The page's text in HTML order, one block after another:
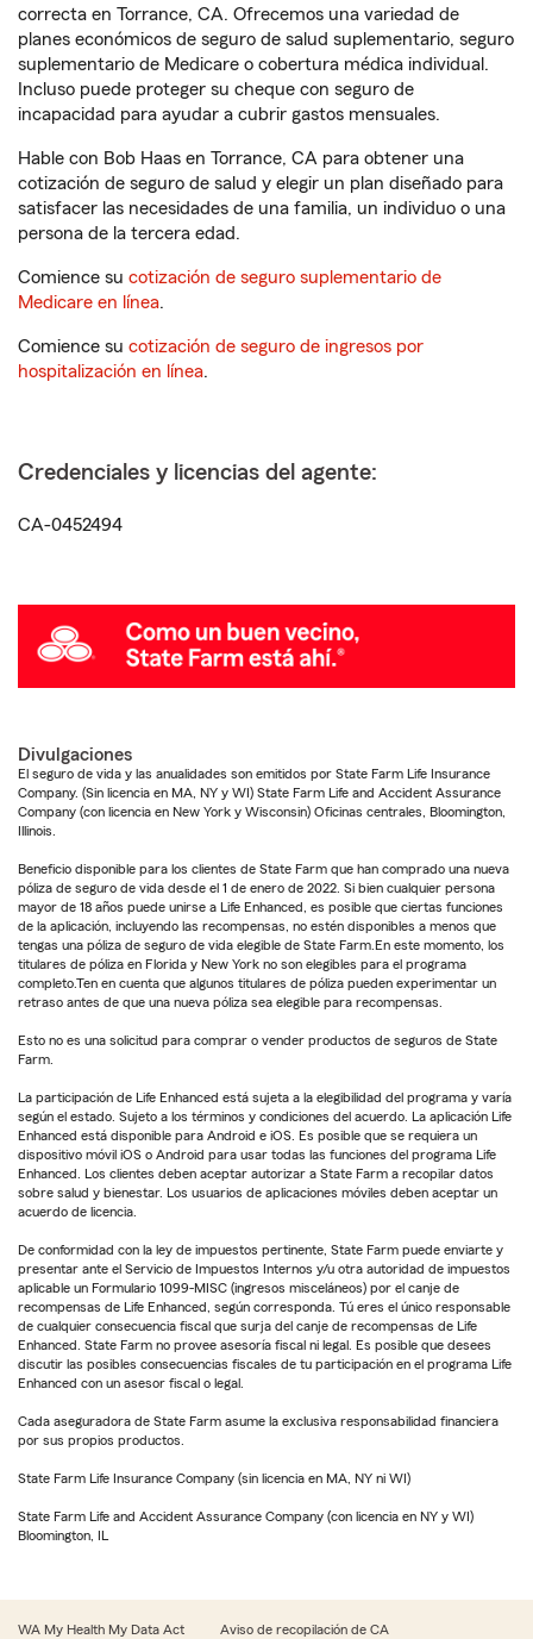
correcta en Torrance, CA. Ofrecemos una variedad de
planes económicos de seguro de salud suplementario, seguro
suplementario de Medicare o cobertura médica individual.
Incluso puede proteger su cheque con seguro de
incapacidad para ayudar a cubrir gastos mensuales.
Hable con Bob Haas en Torrance, CA para obtener una
cotización de seguro de salud y elegir un plan diseñado para
satisfacer las necesidades de una familia, un individuo o una
persona de la tercera edad.
Comience su cotización de seguro suplementario de
Medicare en línea.
Comience su cotización de seguro de ingresos por
hospitalización en línea.
Credenciales y licencias del agente:
CA-0452494
Divulgaciones
El seguro de vida y las anualidades son emitidos por State Farm Life Insurance
Company. (Sin licencia en MA, NY y WI) State Farm Life and Accident Assurance
Company (con licencia en New York y Wisconsin) Oficinas centrales, Bloomington,
Illinois.
Beneficio disponible para los clientes de State Farm que han comprado una nueva
póliza de seguro de vida desde el 1 de enero de 2022. Si bien cualquier persona
mayor de 18 años puede unirse a Life Enhanced, es posible que ciertas funciones
de la aplicación, incluyendo las recompensas, no estén disponibles a menos que
tengas una póliza de seguro de vida elegible de State Farm.En este momento, los
titulares de póliza en Florida y New York no son elegibles para el programa
completo.Ten en cuenta que algunos titulares de póliza pueden experimentar un
retraso antes de que una nueva póliza sea elegible para recompensas.
Esto no es una solicitud para comprar o vender productos de seguros de State
Farm.
La participación de Life Enhanced está sujeta a la elegibilidad del programa y varía
según el estado. Sujeto a los términos y condiciones del acuerdo. La aplicación Life
Enhanced está disponible para Android e iOS. Es posible que se requiera un
dispositivo móvil iOS o Android para usar todas las funciones del programa Life
Enhanced. Los clientes deben aceptar autorizar a State Farm a recopilar datos
sobre salud y bienestar. Los usuarios de aplicaciones móviles deben aceptar un
acuerdo de licencia.
De conformidad con la ley de impuestos pertinente, State Farm puede enviarte y
presentar ante el Servicio de Impuestos Internos y/u otra autoridad de impuestos
aplicable un Formulario 1099-MISC (ingresos misceláneos) por el canje de
recompensas de Life Enhanced, según corresponda. Tú eres el único responsable
de cualquier consecuencia fiscal que surja del canje de recompensas de Life
Enhanced. State Farm no provee asesoría fiscal ni legal. Es posible que desees
discutir las posibles consecuencias fiscales de tu participación en el programa Life
Enhanced con un asesor fiscal o legal.
Cada aseguradora de State Farm asume la exclusiva responsabilidad financiera
por sus propios productos.
State Farm Life Insurance Company (sin licencia en MA, NY ni WI)
State Farm Life and Accident Assurance Company (con licencia en NY y WI)
Bloomington, IL
WA My Health My Data Act Aviso de recopilación de CA